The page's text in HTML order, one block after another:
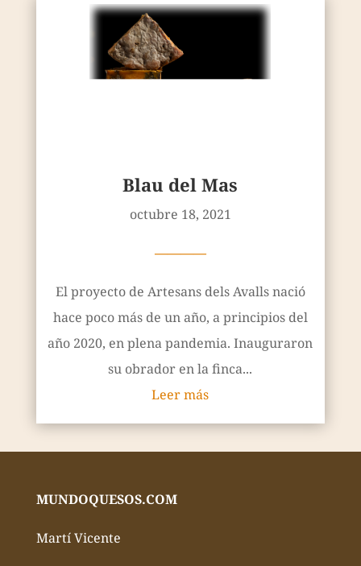
Blau del Mas
octubre 18, 2021
————
El proyecto de Artesans dels Avalls nació
hace poco más de un año, a principios del
año 2020, en plena pandemia. Inauguraron
su obrador en la finca...
Leer más
MUNDOQUESOS.COM
Martí Vicente